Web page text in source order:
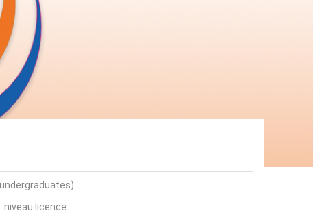
(undergraduates)
niveau licence